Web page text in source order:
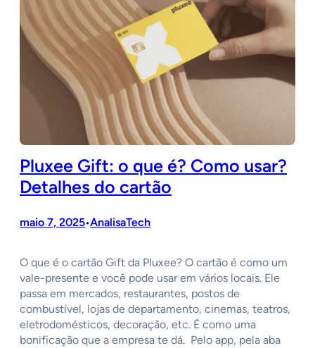
Pluxee Gift: o que é? Como usar?
Detalhes do cartão
maio 7, 2025•AnalisaTech
O que é o cartão Gift da Pluxee? O cartão é como um
vale-presente e você pode usar em vários locais. Ele
passa em mercados, restaurantes, postos de
combustível, lojas de departamento, cinemas, teatros,
eletrodomésticos, decoração, etc. É como uma
bonificação que a empresa te dá. Pelo app, pela aba